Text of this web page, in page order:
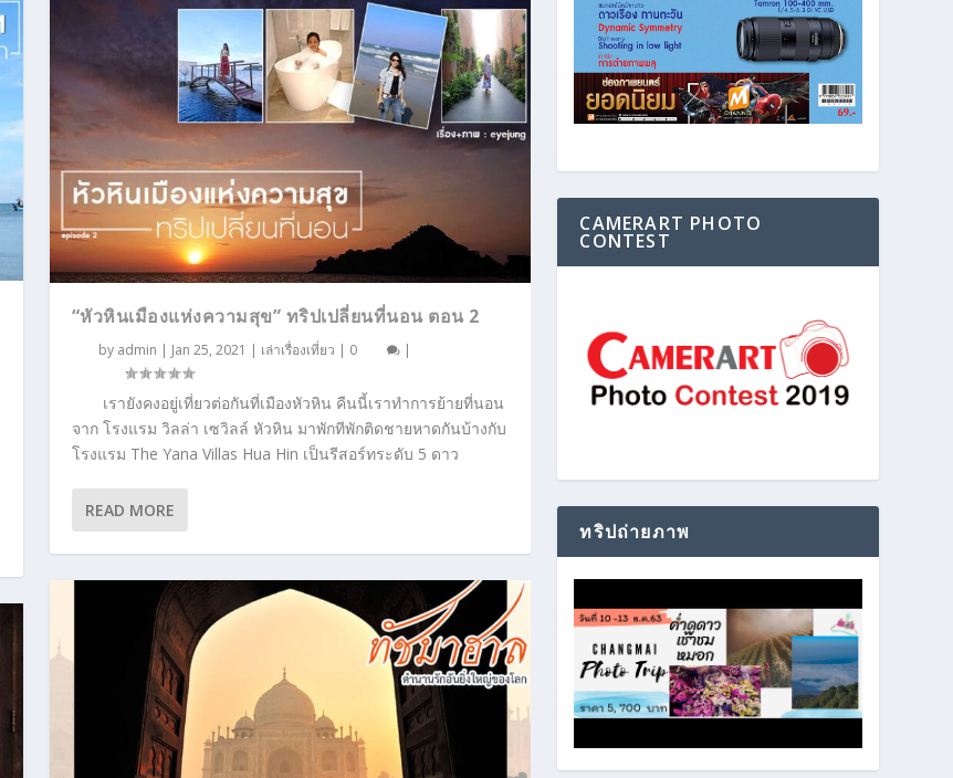
“หัวหินเมืองแห่งความสุข” ทริปเปลี่ยนที่นอน ตอน 2
by admin | Jan 25, 2021 | เล่าเรื่องเที่ยว | 0 |
เรายังคงอยู่เที่ยวต่อกันที่เมืองหัวหิน คืนนี้เราทำการย้ายที่นอน
จาก โรงแรม วิลล่า เซวิลล์ หัวหิน มาพักทีพักติดชายหาดกันบ้างกับ
โรงแรม The Yana Villas Hua Hin เป็นรีสอร์ทระดับ 5 ดาว
READ MORE
CAMERART PHOTO
CONTEST
ทริปถ่ายภาพ